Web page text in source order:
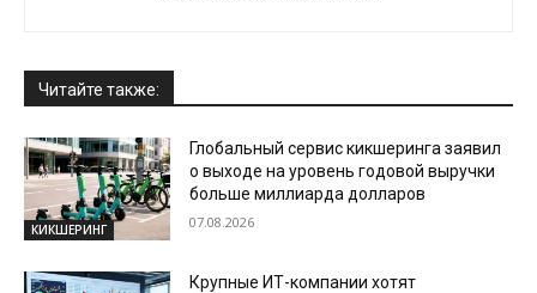
Читайте также:
КИКШЕРИНГ
Глобальный сервис кикшеринга заявил
о выходе на уровень годовой выручки
больше миллиарда долларов
07.08.2026
Крупные ИТ-компании хотят